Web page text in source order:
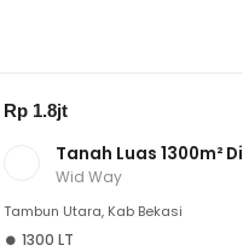
Rp 1.8jt
Tanah Luas 1300m² Di
Karang Satria -
L45mxP30m, Harga
1.75jt/m², Dekat Bumi
Anggrek
Wid Way
Tambun Utara, Kab Bekasi
1300 LT